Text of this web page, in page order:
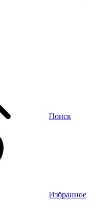
Поиск
Избранное